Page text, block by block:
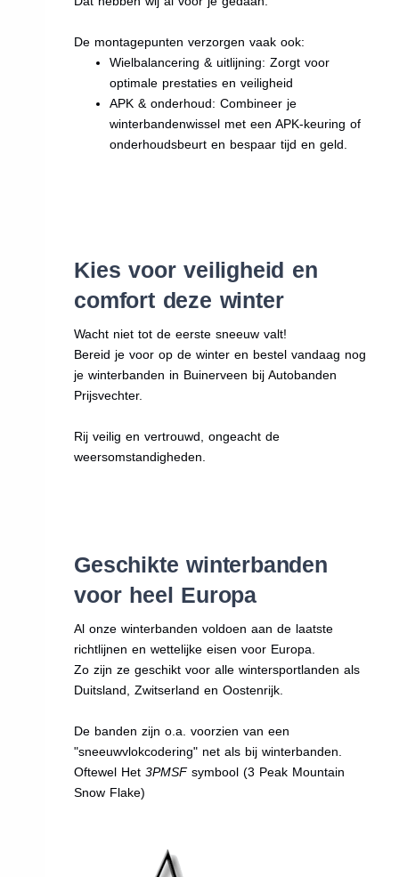
De montagepunten verzorgen vaak ook:
Wielbalancering & uitlijning: Zorgt voor
optimale prestaties en veiligheid
APK & onderhoud: Combineer je
winterbandenwissel met een APK-keuring of
onderhoudsbeurt en bespaar tijd en geld.
Kies voor veiligheid en
comfort deze winter
Wacht niet tot de eerste sneeuw valt!
Bereid je voor op de winter en bestel vandaag nog
je winterbanden in Buinerveen bij Autobanden
Prijsvechter.
Rij veilig en vertrouwd, ongeacht de
weersomstandigheden.
Geschikte winterbanden
voor heel Europa
Al onze winterbanden voldoen aan de laatste
richtlijnen en wettelijke eisen voor Europa.
Zo zijn ze geschikt voor alle wintersportlanden als
Duitsland, Zwitserland en Oostenrijk.
De banden zijn o.a. voorzien van een
"sneeuwvlokcodering" net als bij winterbanden.
Oftewel Het3PMSFsymbool (3 Peak Mountain
Snow Flake)